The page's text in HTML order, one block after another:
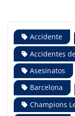
Accidente
Accidentes
Asesinatos
Barcelona
Champions